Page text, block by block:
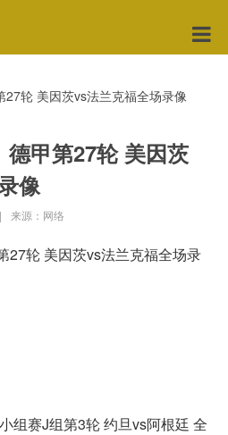
轮 美因茨vs法兰克福全场录像
德甲第27轮 美因茨
像
| 来源：网络
27轮 美因茨vs法兰克福全场录
组赛J组第3轮 约旦vs阿根廷 全